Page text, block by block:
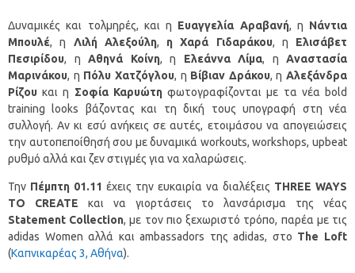
Δυναμικές και τολμηρές, και η Ευαγγελία Αραβανή, η Νάντια
Μπουλέ, η Λιλή Αλεξούλη, η Χαρά Γιδαράκου, η Ελισάβετ
Πεσιρίδου, η Αθηνά Κοίνη, η Ελεάννα Λίμα, η Αναστασία
Μαρινάκου, η Πόλυ Χατζόγλου, η Βίβιαν Δράκου, η Αλεξάνδρα
Ρίζου και η Σοφία Καρυώτη φωτογραφίζονται με τα νέα bold
training looks βάζοντας και τη δική τους υπογραφή στη νέα
συλλογή. Αν κι εσύ ανήκεις σε αυτές, ετοιμάσου να απογειώσεις
την αυτοπεποίθησή σου με δυναμικά workouts, workshops, upbeat
ρυθμό αλλά και ζεν στιγμές για να χαλαρώσεις.
Την Πέμπτη 01.11 έχεις την ευκαιρία να διαλέξεις THREE WAYS
TO
CREATE και να γιορτάσεις το λανσάρισμα της νέας
Statement Collection, με τον πιο ξεχωριστό τρόπο, παρέα με τις
adidas Women αλλά και ambassadors της adidas, στο The Loft
(Καπνικαρέας 3, Αθήνα).